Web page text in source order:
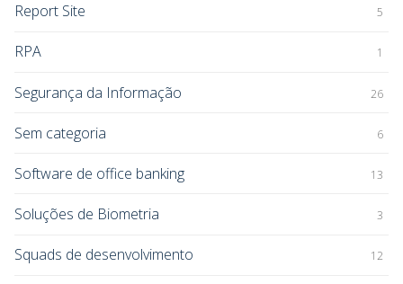
Report Site 5
RPA 1
Segurança da Informação 26
Sem categoria 6
Software de office banking 13
Soluções de Biometria 3
Squads de desenvolvimento 12